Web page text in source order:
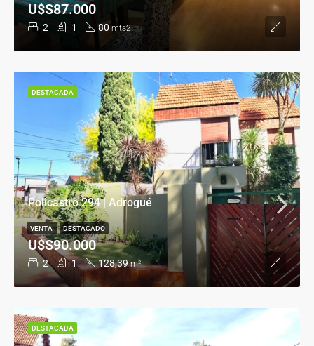
2 1 80 mts2
U$S87.000
Policastro 294 | Adrogué
2 1 128,39 m²
U$S90.000
VENTA DESTACADO
DESTACADA
DESTACADA